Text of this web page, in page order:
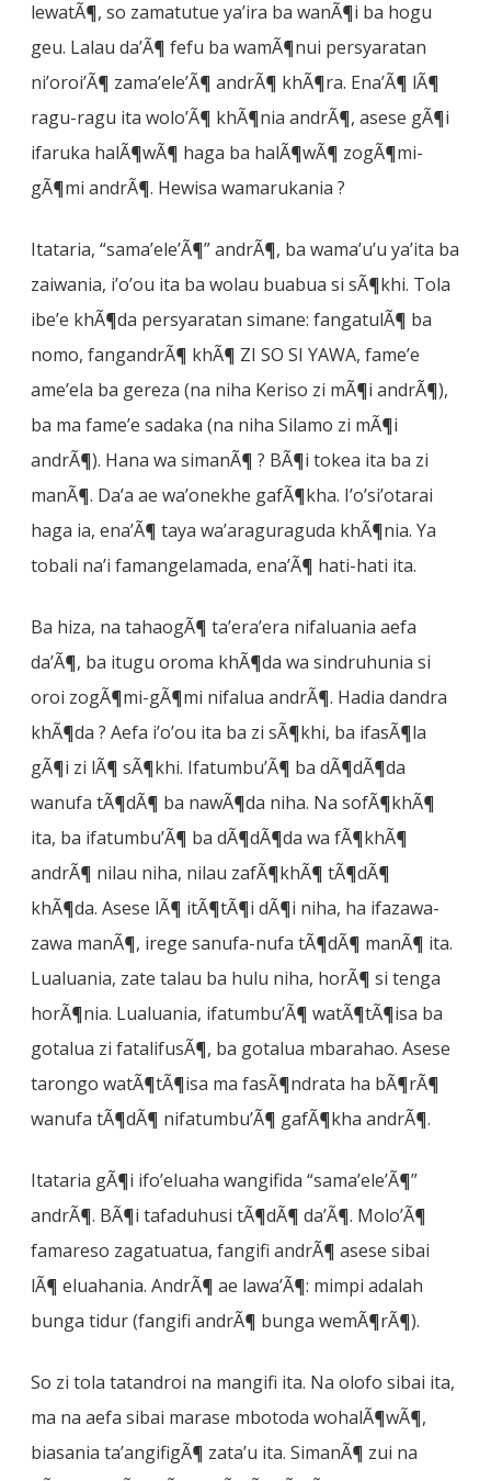
lewatÃ¶, so zamatutue ya’ira ba wanÃ¶i ba hogu
geu. Lalau da’Ã¶ fefu ba wamÃ¶nui persyaratan
ni’oroi’Ã¶ zama’ele’Ã¶ andrÃ¶ khÃ¶ra. Ena’Ã¶ lÃ¶
ragu-ragu ita wolo’Ã¶ khÃ¶nia andrÃ¶, asese gÃ¶i
ifaruka halÃ¶wÃ¶ haga ba halÃ¶wÃ¶ zogÃ¶mi-
gÃ¶mi andrÃ¶. Hewisa wamarukania ?
Itataria, “sama’ele’Ã¶” andrÃ¶, ba wama’u’u ya’ita ba
zaiwania, i’o’ou ita ba wolau buabua si sÃ¶khi. Tola
ibe’e khÃ¶da persyaratan simane: fangatulÃ¶ ba
nomo, fangandrÃ¶ khÃ¶ ZI SO SI YAWA, fame’e
ame’ela ba gereza (na niha Keriso zi mÃ¶i andrÃ¶),
ba ma fame’e sadaka (na niha Silamo zi mÃ¶i
andrÃ¶). Hana wa simanÃ¶ ? BÃ¶i tokea ita ba zi
manÃ¶. Da’a ae wa’onekhe gafÃ¶kha. I’o’si’otarai
haga ia, ena’Ã¶ taya wa’araguraguda khÃ¶nia. Ya
tobali na’i famangelamada, ena’Ã¶ hati-hati ita.
Ba hiza, na tahaogÃ¶ ta’era’era nifaluania aefa
da’Ã¶, ba itugu oroma khÃ¶da wa sindruhunia si
oroi zogÃ¶mi-gÃ¶mi nifalua andrÃ¶. Hadia dandra
khÃ¶da ? Aefa i’o’ou ita ba zi sÃ¶khi, ba ifasÃ¶la
gÃ¶i zi lÃ¶ sÃ¶khi. Ifatumbu’Ã¶ ba dÃ¶dÃ¶da
wanufa tÃ¶dÃ¶ ba nawÃ¶da niha. Na sofÃ¶khÃ¶
ita, ba ifatumbu’Ã¶ ba dÃ¶dÃ¶da wa fÃ¶khÃ¶
andrÃ¶ nilau niha, nilau zafÃ¶khÃ¶ tÃ¶dÃ¶
khÃ¶da. Asese lÃ¶ itÃ¶tÃ¶i dÃ¶i niha, ha ifazawa-
zawa manÃ¶, irege sanufa-nufa tÃ¶dÃ¶ manÃ¶ ita.
Lualuania, zate talau ba hulu niha, horÃ¶ si tenga
horÃ¶nia. Lualuania, ifatumbu’Ã¶ watÃ¶tÃ¶isa ba
gotalua zi fatalifusÃ¶, ba gotalua mbarahao. Asese
tarongo watÃ¶tÃ¶isa ma fasÃ¶ndrata ha bÃ¶rÃ¶
wanufa tÃ¶dÃ¶ nifatumbu’Ã¶ gafÃ¶kha andrÃ¶.
Itataria gÃ¶i ifo’eluaha wangifida “sama’ele’Ã¶”
andrÃ¶. BÃ¶i tafaduhusi tÃ¶dÃ¶ da’Ã¶. Molo’Ã¶
famareso zagatuatua, fangifi andrÃ¶ asese sibai
lÃ¶ eluahania. AndrÃ¶ ae lawa’Ã¶: mimpi adalah
bunga tidur (fangifi andrÃ¶ bunga wemÃ¶rÃ¶).
So zi tola tatandroi na mangifi ita. Na olofo sibai ita,
ma na aefa sibai marase mbotoda wohalÃ¶wÃ¶,
biasania ta’angifigÃ¶ zata’u ita. SimanÃ¶ zui na